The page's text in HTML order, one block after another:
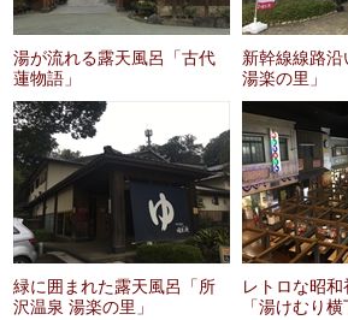
湯が流れる露天風呂「古代
蓮物語」
新幹線線路沿
湯楽の里」
緑に囲まれた露天風呂「所
沢温泉 湯楽の里」
レトロな昭
「湯けむり横